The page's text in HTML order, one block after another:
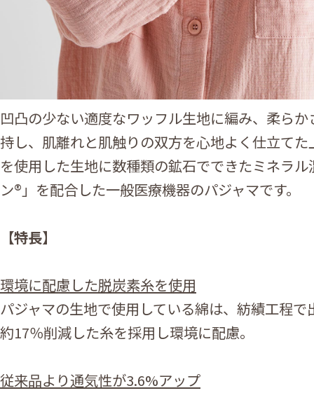
凹凸の少ない適度なワッフル生地に編み、柔ら
持し、肌離れと肌触りの双方を心地よく仕立て
を使用した生地に数種類の鉱石でできたミネラ
ン®」を配合した一般医療機器のパジャマです。
【特長】
環境に配慮した脱炭素糸を使用
パジャマの生地で使用している綿は、紡績工程で
約17％削減した糸を採用し環境に配慮。
従来品より通気性が3.6%アップ